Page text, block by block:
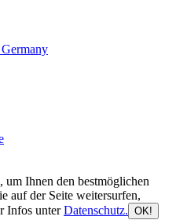
um Ihnen den bestmöglichen
auf der Seite weitersurfen,
Infos unterDatenschutz. OK!